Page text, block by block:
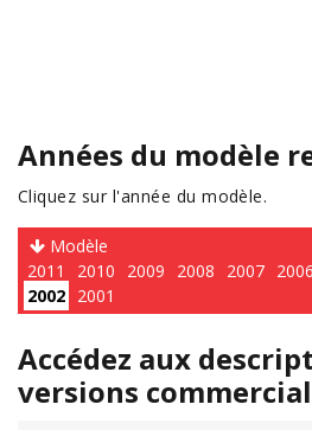
Années du modèle
Cliquez sur l'année du modèle.
Modèle
2011
2010 2009 2008 2007 2006
2002 2001
Accédez aux
versions